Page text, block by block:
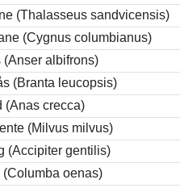
(Thalasseus sandvicensis)
(Cygnus columbianus)
(Anser albifrons)
(Branta leucopsis)
(Anas crecca)
(Milvus milvus)
(Accipiter gentilis)
(Columba oenas)